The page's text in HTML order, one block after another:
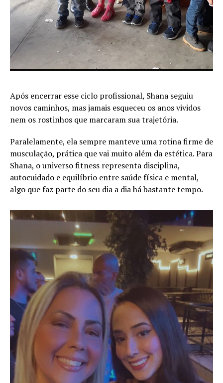
Após encerrar esse ciclo profissional, Shana seguiu
novos caminhos, mas jamais esqueceu os anos vividos
nem os rostinhos que marcaram sua trajetória.
Paralelamente, ela sempre manteve uma rotina firme de
musculação, prática que vai muito além da estética. Para
Shana, o universo fitness representa disciplina,
autocuidado e equilíbrio entre saúde física e mental,
algo que faz parte do seu dia a dia há bastante tempo.